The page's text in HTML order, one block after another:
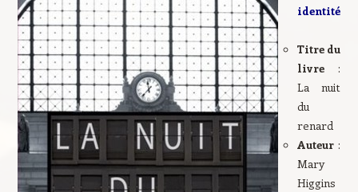
identité
Titre du
livre:
La nuit
du
renard
Auteur:
Mary
Higgins